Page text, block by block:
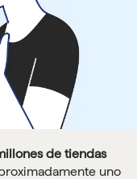
de tiendas
uno